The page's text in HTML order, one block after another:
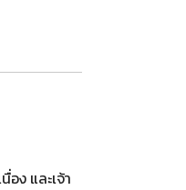
ง และเจ้า